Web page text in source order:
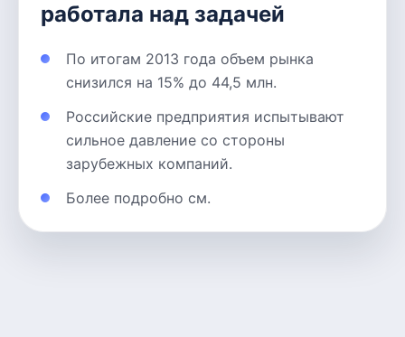
работала над задачей
По итогам 2013 года объем рынка
снизился на 15% до 44,5 млн.
Российские предприятия испытывают
сильное давление со стороны
зарубежных компаний.
Более подробно см.